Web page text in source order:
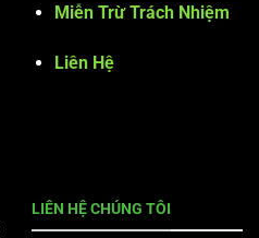
Miễn Trừ Trách Nhiệm
Liên Hệ
LIÊN HỆ CHÚNG TÔI